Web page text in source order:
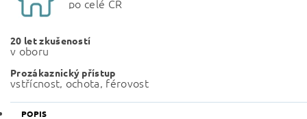
po celé ČR
20 let zkušeností
v oboru
Prozákaznický přístup
vstřícnost, ochota, férovost
POPIS